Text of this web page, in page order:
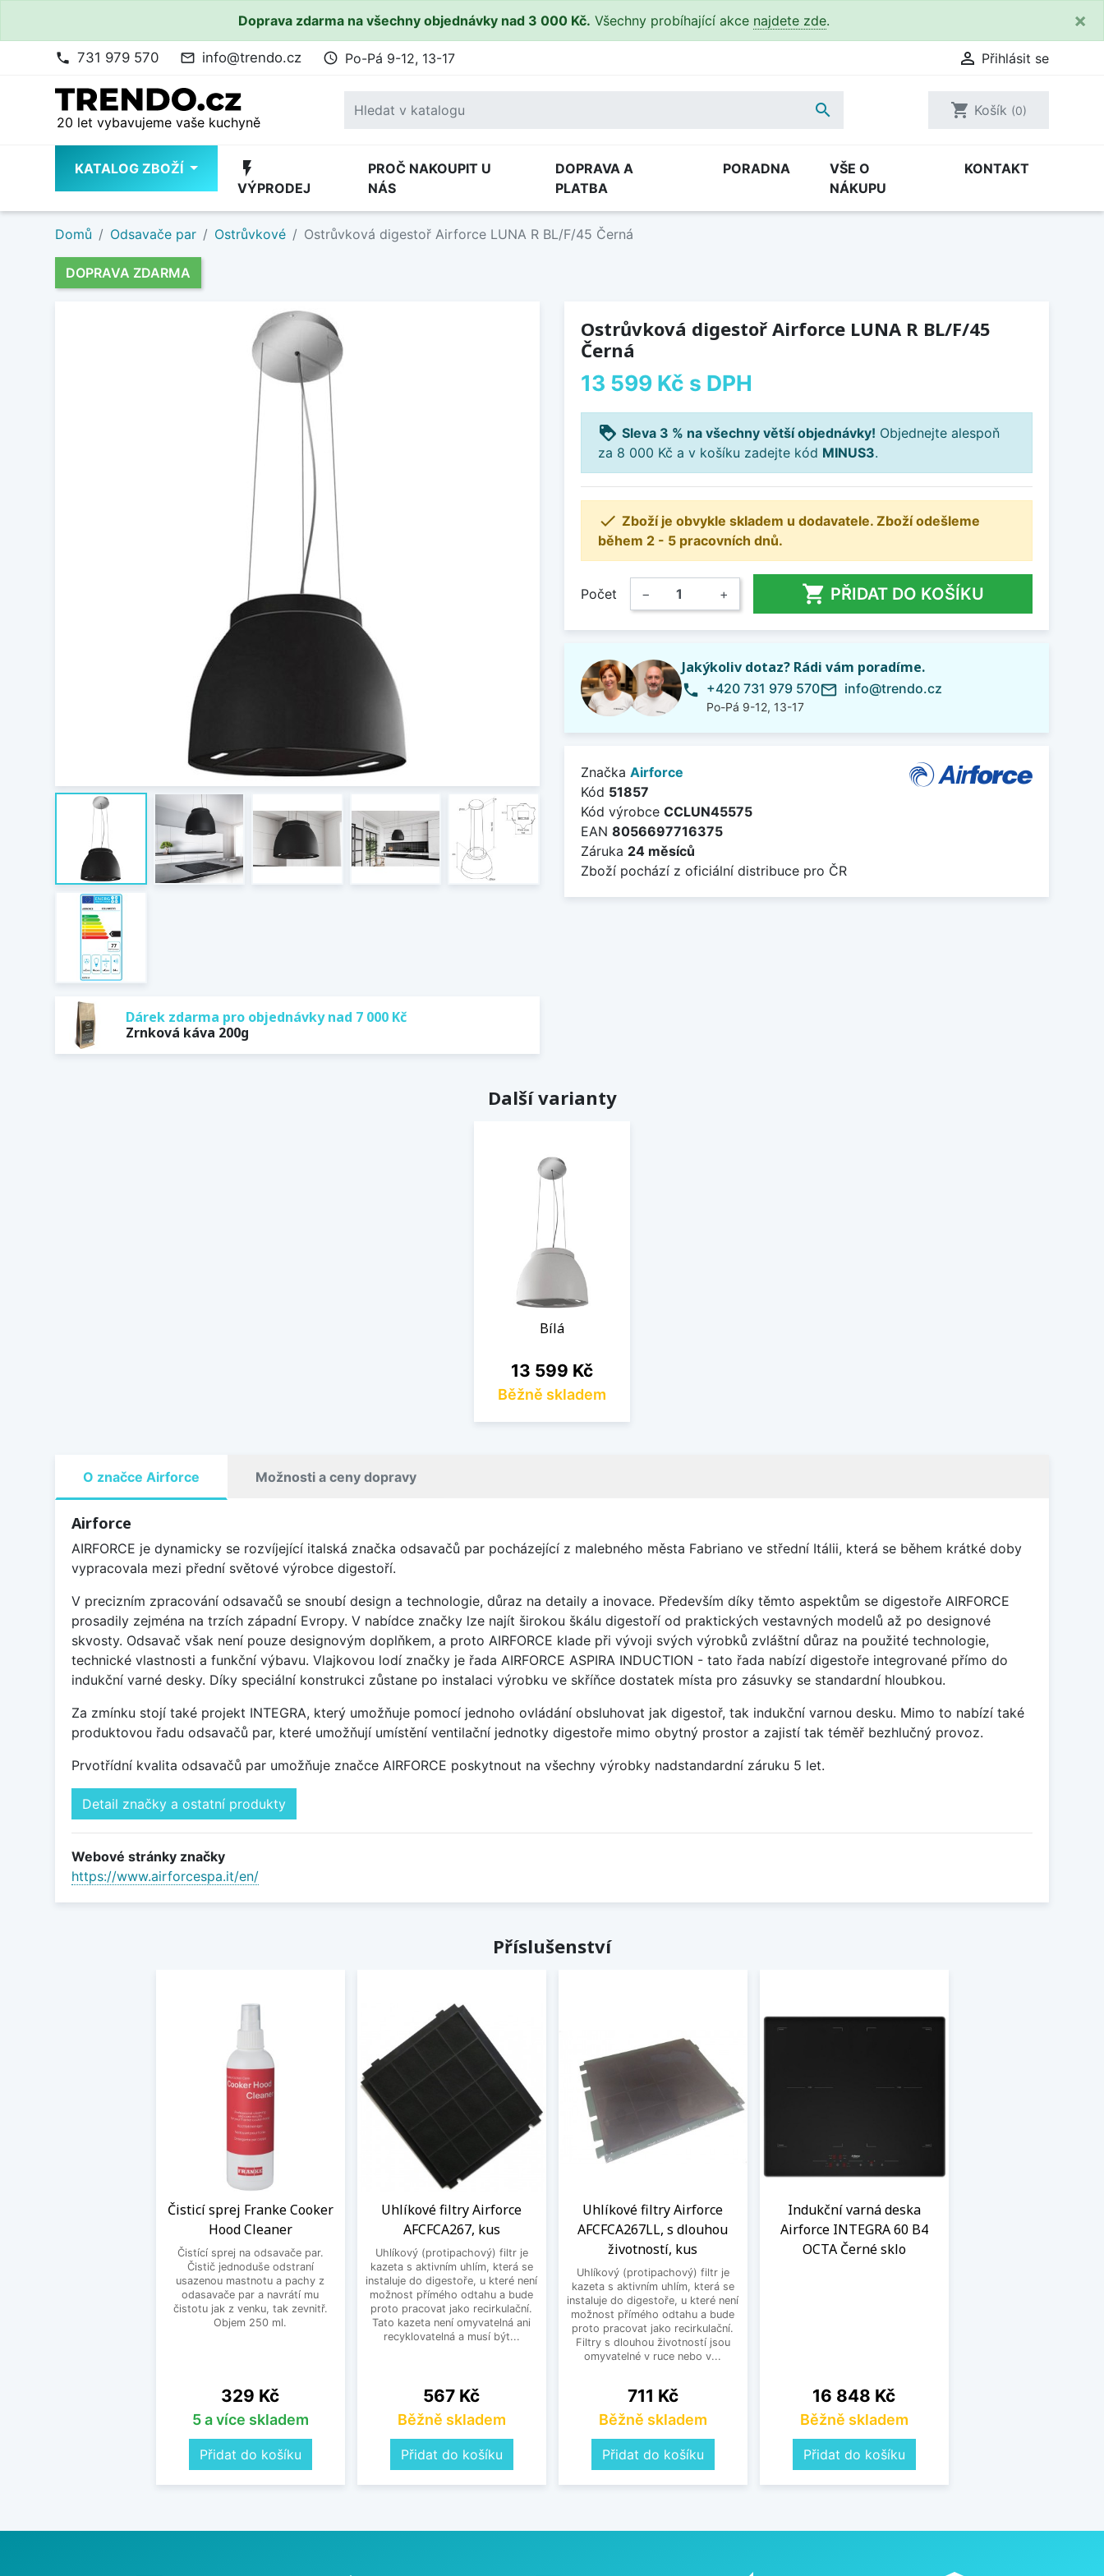
Doprava zdarma na všechny objednávky nad 3 000 Kč. Všechny probíhající akce najdete zde. ×
phone 731 979 570 mail_outline info@trendo.cz access_time Po-Pá 9-12, 13-17  Přihlásit se
20 let vybavujeme vaše kuchyně
 shopping_cart Košík (0)
KATALOG ZBOŽÍ flash_on
VÝPRODEJ
PROČ NAKOUPIT U
NÁS
DOPRAVA A
PLATBA
PORADNA
VŠE O
NÁKUPU
KONTAKT
Domů Odsavače par Ostrůvkové Ostrůvková digestoř Airforce LUNA R BL/F/45 Černá
DOPRAVA ZDARMA
Dárek zdarma pro objednávky nad 7 000 Kč
Zrnková káva 200g
Ostrůvková digestoř Airforce LUNA R BL/F/45
Černá
13 599 Kč s DPH
loyalty Sleva 3 % na všechny větší objednávky! Objednejte alespoň
za 8 000 Kč a v košíku zadejte kód MINUS3.
 Zboží je obvykle skladem u dodavatele. Zboží odešleme
během 2 - 5 pracovních dnů.
Počet − +  PŘIDAT DO KOŠÍKU
Jakýkoliv dotaz? Rádi vám poradíme.
phone +420 731 979 570
Po-Pá 9-12, 13-17
mail_outline info@trendo.cz
Značka Airforce
Kód 51857
Kód výrobce CCLUN45575
EAN 8056697716375
Záruka 24 měsíců
Zboží pochází z oficiální distribuce pro ČR
Další varianty
Bílá
Cena
13 599 Kč
Běžně skladem
O značce Airforce Možnosti a ceny dopravy
Airforce
AIRFORCE je dynamicky se rozvíjející italská značka odsavačů par pocházející z malebného města Fabriano ve střední Itálii, která se během krátké doby
vypracovala mezi přední světové výrobce digestoří.
V precizním zpracování odsavačů se snoubí design a technologie, důraz na detaily a inovace. Především díky těmto aspektům se digestoře AIRFORCE
prosadily zejména na trzích západní Evropy. V nabídce značky lze najít širokou škálu digestoří od praktických vestavných modelů až po designové
skvosty. Odsavač však není pouze designovým doplňkem, a proto AIRFORCE klade při vývoji svých výrobků zvláštní důraz na použité technologie,
technické vlastnosti a funkční výbavu. Vlajkovou lodí značky je řada AIRFORCE ASPIRA INDUCTION - tato řada nabízí digestoře integrované přímo do
indukční varné desky. Díky speciální konstrukci zůstane po instalaci výrobku ve skříňce dostatek místa pro zásuvky se standardní hloubkou.
Za zmínku stojí také projekt INTEGRA, který umožňuje pomocí jednoho ovládání obsluhovat jak digestoř, tak indukční varnou desku. Mimo to nabízí také
produktovou řadu odsavačů par, které umožňují umístění ventilační jednotky digestoře mimo obytný prostor a zajistí tak téměř bezhlučný provoz.
Prvotřídní kvalita odsavačů par umožňuje značce AIRFORCE poskytnout na všechny výrobky nadstandardní záruku 5 let.
Detail značky a ostatní produkty
Webové stránky značky
https://www.airforcespa.it/en/
Příslušenství
Čisticí sprej Franke Cooker
Hood Cleaner
Čistící sprej na odsavače par.
Čistič jednoduše odstraní
usazenou mastnotu a pachy z
odasavače par a navrátí mu
čistotu jak z venku, tak zevnitř.
Objem 250 ml.
Cena
329 Kč
5 a více skladem
Přidat do košíku
Uhlíkové filtry Airforce
AFCFCA267, kus
Uhlíkový (protipachový) filtr je
kazeta s aktivním uhlím, která se
instaluje do digestoře, u které není
možnost přímého odtahu a bude
proto pracovat jako recirkulační.
Tato kazeta není omyvatelná ani
recyklovatelná a musí být...
Cena
567 Kč
Běžně skladem
Přidat do košíku
Uhlíkové filtry Airforce
AFCFCA267LL, s dlouhou
životností, kus
Uhlíkový (protipachový) filtr je
kazeta s aktivním uhlím, která se
instaluje do digestoře, u které není
možnost přímého odtahu a bude
proto pracovat jako recirkulační.
Filtry s dlouhou životností jsou
omyvatelné v ruce nebo v...
Cena
711 Kč
Běžně skladem
Přidat do košíku
Indukční varná deska
Airforce INTEGRA 60 B4
OCTA Černé sklo
Cena
16 848 Kč
Běžně skladem
Přidat do košíku